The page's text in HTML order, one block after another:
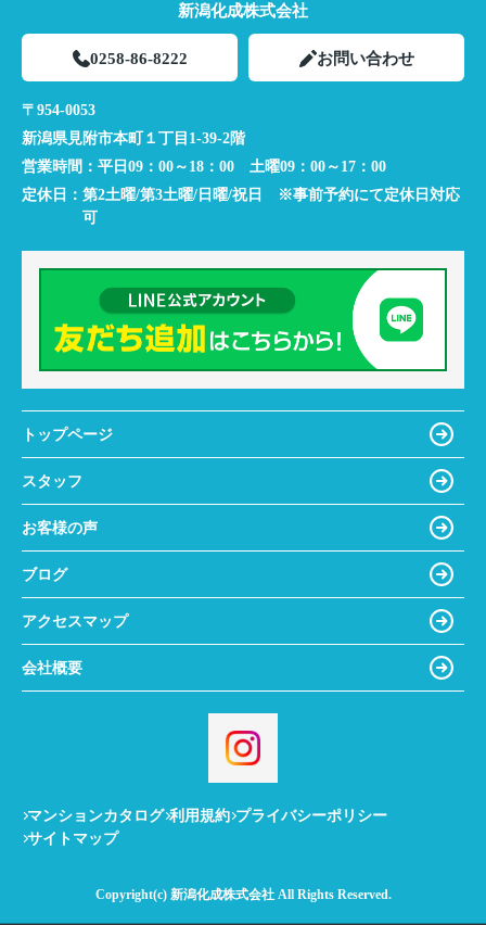
新潟化成株式会社
0258-86-8222 お問い合わせ
〒954-0053
新潟県見附市本町１丁目1-39-2階
営業時間： 平日09：00～18：00 土曜09：00～17：00
定休日： 第2土曜/第3土曜/日曜/祝日 ※事前予約にて定休日対応
可
トップページ
スタッフ
お客様の声
ブログ
アクセスマップ
会社概要
マンションカタログ 利用規約 プライバシーポリシー
サイトマップ
Copyright(c) 新潟化成株式会社 All Rights Reserved.